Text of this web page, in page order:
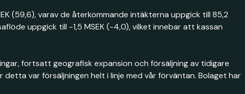
(59,6), varav de återkommande intäkterna uppgick till 85,2
uppgick till -1,5 MSEK (-4,0), vilket innebar att kassan
fortsatt geografisk expansion och försäljning av tidigare
var försäljningen helt i linje med vår förväntan. Bolaget har